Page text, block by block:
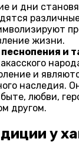
и дни
жизни.
и
и
наследия.
любви,
другом.
у